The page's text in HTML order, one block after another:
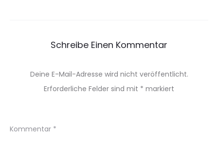
Schreibe Einen Kommentar
Deine E-Mail-Adresse wird nicht veröffentlicht.
Erforderliche Felder sind mit * markiert
Kommentar *